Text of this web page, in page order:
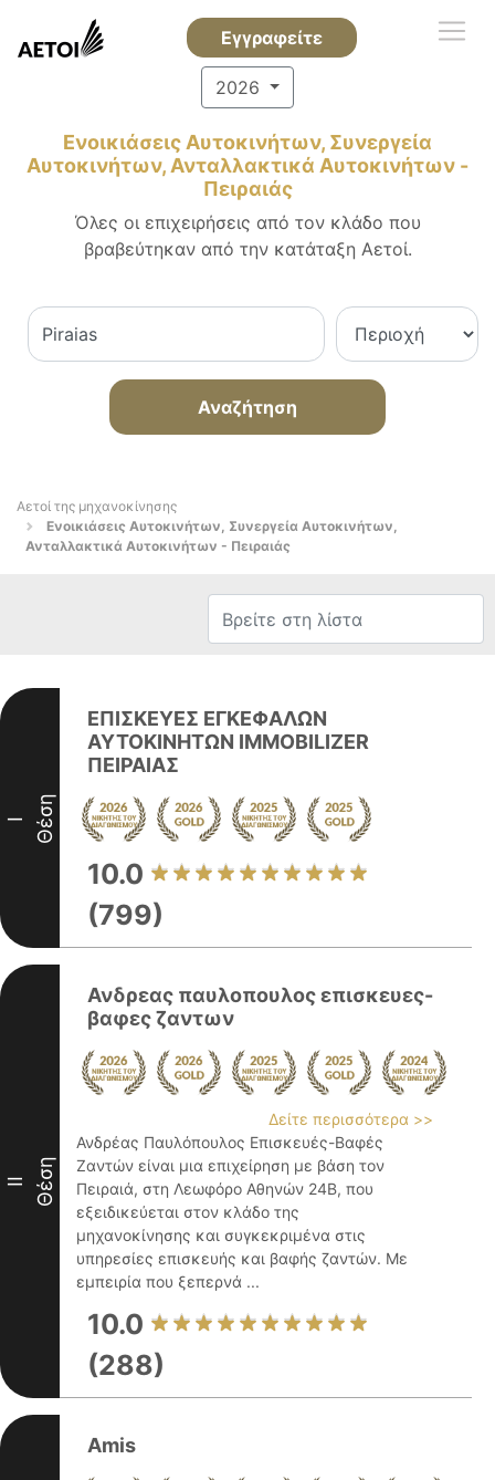
Εγγραφείτε
2026
Ενοικιάσεις Αυτοκινήτων, Συνεργεία
Αυτοκινήτων, Ανταλλακτικά Αυτοκινήτων -
Πειραιάς
Όλες οι επιχειρήσεις από τον κλάδο που
βραβεύτηκαν από την κατάταξη Αετοί.
Αναζήτηση
Αετοί της μηχανοκίνησης
Ενοικιάσεις Αυτοκινήτων, Συνεργεία Αυτοκινήτων,
Ανταλλακτικά Αυτοκινήτων - Πειραιάς
I Θέση
ΕΠΙΣΚΕΥΕΣ ΕΓΚΕΦΑΛΩΝ
ΑΥΤΟΚΙΝΗΤΩΝ IMMOBILIZER
ΠΕΙΡΑΙΑΣ
10.0
(799)
II Θέση
Ανδρεας παυλοπουλος επισκευες-
βαφες ζαντων
Δείτε περισσότερα >>
Ανδρέας Παυλόπουλος Επισκευές-Βαφές
Ζαντών είναι μια επιχείρηση με βάση τον
Πειραιά, στη Λεωφόρο Αθηνών 24Β, που
εξειδικεύεται στον κλάδο της
μηχανοκίνησης και συγκεκριμένα στις
υπηρεσίες επισκευής και βαφής ζαντών. Με
εμπειρία που ξεπερνά ...
10.0
(288)
Amis